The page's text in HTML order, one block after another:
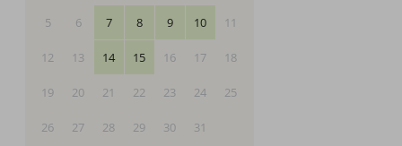
5 6 7 8 9 10 11
12 13 14 15 16 17 18
19 20 21 22 23 24 25
26 27 28 29 30 31